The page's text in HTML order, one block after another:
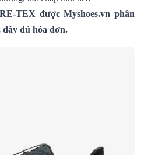
TEX được Myshoes.vn phân
đủ hóa đơn.